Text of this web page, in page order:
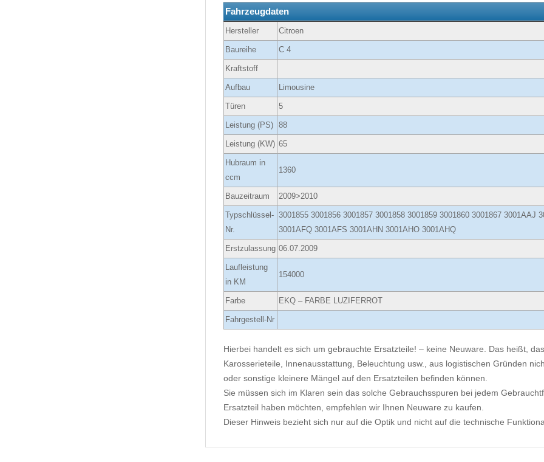
Fahrzeugdaten
Hersteller Citroen
Baureihe C 4
Kraftstoff
Aufbau Limousine
Türen 5
Leistung (PS) 88
Leistung (KW) 65
Hubraum in
ccm
1360
Bauzeitraum 2009>2010
Typschlüssel-
Nr.
3001855 3001856 3001857 3001858 3001859 3001860 3001867
3001AFQ 3001AFS 3001AHN 3001AHO 3001AHQ
Erstzulassung 06.07.2009
Laufleistung
in KM
154000
Farbe EKQ – FARBE LUZIFERROT
Fahrgestell-Nr
Hierbei handelt es sich um gebrauchte Ersatzteile! – keine Neuware. Das heißt,
Karosserieteile, Innenausstattung, Beleuchtung usw., aus logistischen Gründen
oder sonstige kleinere Mängel auf den Ersatzteilen befinden können.
Sie müssen sich im Klaren sein das solche Gebrauchsspuren bei jedem
Ersatzteil haben möchten, empfehlen wir Ihnen Neuware zu kaufen.
Dieser Hinweis bezieht sich nur auf die Optik und nicht auf die technische